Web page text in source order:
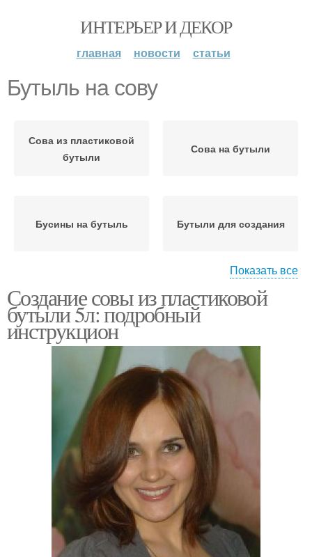
ИНТЕРЬЕР И ДЕКОР
главная новости статьи
Бутыль на сову
Сова из пластиковой
бутыли
Сова на бутыли
Бусины на бутыль Бутыли для создания
бутылки
Показать все
Создание совы из пластиковой
бутыли 5л: подробный
инструкцион